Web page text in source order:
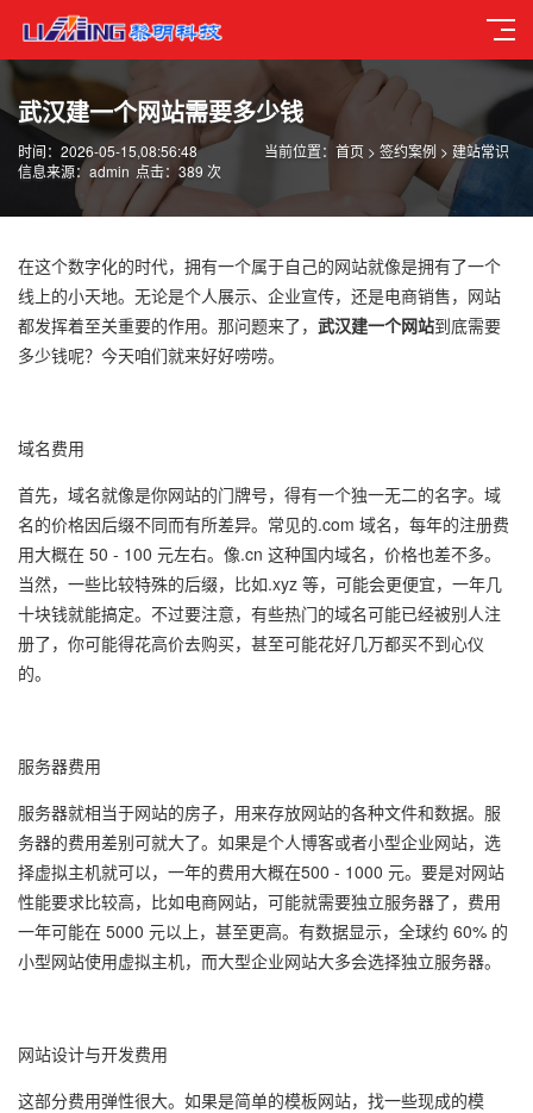
武汉建一个网站需要多少钱
当前位置： 首页 > 签约案例 > 建站常识
时间：2026-05-15,08:56:48
信息来源：admin 点击：389 次
在这个数字化的时代，拥有一个属于自己的网站就像是拥有了一个
线上的小天地。无论是个人展示、企业宣传，还是电商销售，网站
都发挥着至关重要的作用。那问题来了， 武汉建一个网站到底需要
多少钱呢？今天咱们就来好好唠唠。
域名费用
首先，域名就像是你网站的门牌号，得有一个独一无二的名字。域
名的价格因后缀不同而有所差异。常见的.com 域名，每年的注册费
用大概在 50 - 100 元左右。像.cn 这种国内域名，价格也差不多。
当然，一些比较特殊的后缀，比如.xyz 等，可能会更便宜，一年几
十块钱就能搞定。不过要注意，有些热门的域名可能已经被别人注
册了，你可能得花高价去购买，甚至可能花好几万都买不到心仪
的。
服务器费用
服务器就相当于网站的房子，用来存放网站的各种文件和数据。服
务器的费用差别可就大了。如果是个人博客或者小型企业网站，选
择虚拟主机就可以，一年的费用大概在500 - 1000 元。要是对网站
性能要求比较高，比如电商网站，可能就需要独立服务器了，费用
一年可能在 5000 元以上，甚至更高。有数据显示，全球约 60% 的
小型网站使用虚拟主机，而大型企业网站大多会选择独立服务器。
网站设计与开发费用
这部分费用弹性很大。如果是简单的模板网站，找一些现成的模